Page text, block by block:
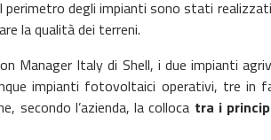
degli impianti sono stati
la qualità dei terreni.
Manager Italy di Shell, i due impianti
impianti fotovoltaici operativi, tre in
secondo l’azienda, la colloca tra i